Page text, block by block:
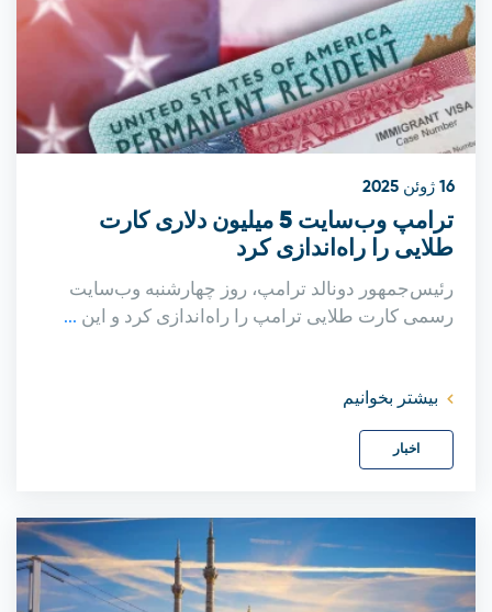
16 ژوئن 2025
ترامپ وب‌سایت 5 میلیون دلاری کارت
طلایی را راه‌اندازی کرد
رئیس‌جمهور دونالد ترامپ، روز چهارشنبه وب‌سایت
رسمی کارت طلایی ترامپ را راه‌اندازی کرد و این ...
بیشتر بخوانیم
اخبار